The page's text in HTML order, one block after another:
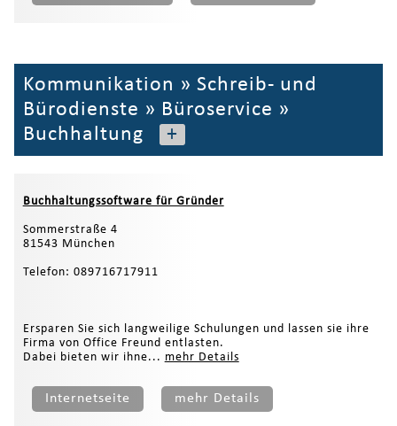
Kommunikation » Schreib- und
Bürodienste » Büroservice »
Buchhaltung
+
Buchhaltungssoftware für Gründer
Sommerstraße 4
81543 München
Telefon: 089716717911
Ersparen Sie sich langweilige Schulungen und lassen sie ihre
Firma von Office Freund entlasten.
Dabei bieten wir ihne... mehr Details
Internetseite mehr Details